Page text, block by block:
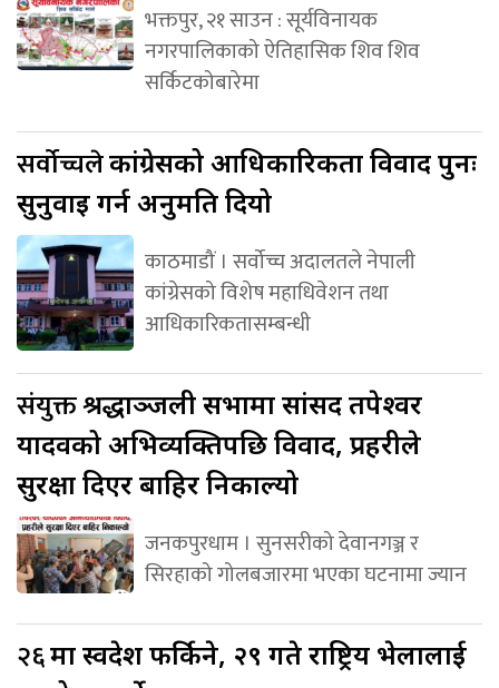
भक्तपुर, २१ साउन : सूर्यविनायक
नगरपालिकाको ऐतिहासिक शिव शिव
सर्किटकोबारेमा
सर्वोच्चलेकांग्रेसको आधिकारिकता विवाद पुनः
सुनुवाइ गर्न अनुमति दियो
काठमाडौं । सर्वोच्च अदालतले नेपाली
कांग्रेसको विशेष महाधिवेशन तथा
आधिकारिकतासम्बन्धी
संयुक्तश्रद्धाञ्जली सभामा सांसद तपेश्वर
यादवको अभिव्यक्तिपछि विवाद, प्रहरीले
सुरक्षा दिएर बाहिर निकाल्यो
जनकपुरधाम । सुनसरीको देवानगञ्ज र
सिरहाको गोलबजारमा भएका घटनामा ज्यान
२६मा स्वदेश फर्किने, २९ गते राष्ट्रिय भेलालाई